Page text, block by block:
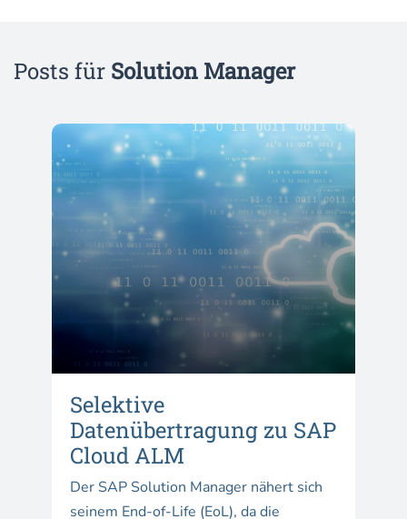
Posts für Solution Manager
Selektive
Datenübertragung zu SAP
Cloud ALM
Der SAP Solution Manager nähert sich
seinem End-of-Life (EoL), da die